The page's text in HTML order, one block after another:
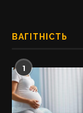
ВАГІТНІСТЬ
1